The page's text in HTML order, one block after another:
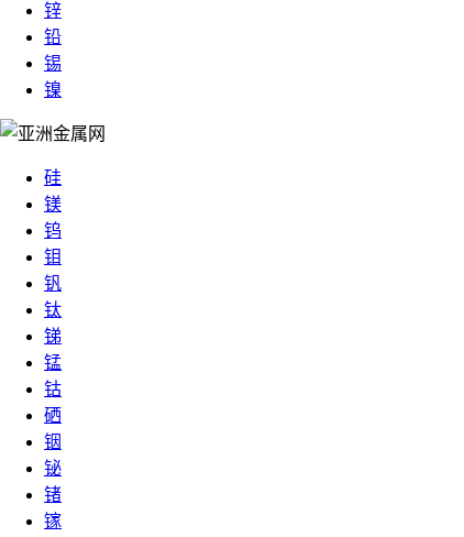
锌
铅
锡
镍
硅
镁
钨
钼
钒
钛
锑
锰
钴
硒
铟
铋
锗
镓